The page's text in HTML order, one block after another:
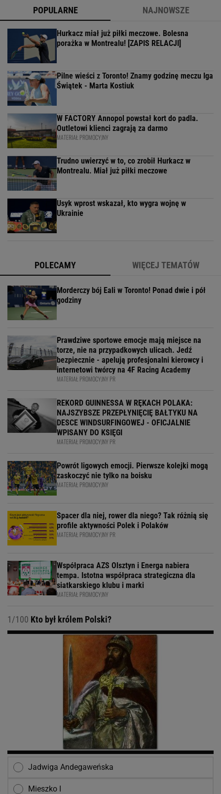
POPULARNE NAJNOWSZE
Hurkacz miał już piłki meczowe. Bolesna
porażka w Montrealu! [ZAPIS RELACJI]
Pilne wieści z Toronto! Znamy godzinę meczu Iga
Świątek - Marta Kostiuk
W FACTORY Annopol powstał kort do padla.
Outletowi klienci zagrają za darmo
MATERIAŁ PROMOCYJNY
Trudno uwierzyć w to, co zrobił Hurkacz w
Montrealu. Miał już piłki meczowe
Usyk wprost wskazał, kto wygra wojnę w
Ukrainie
POLECAMY WIĘCEJ TEMATÓW
Morderczy bój Eali w Toronto! Ponad dwie i pół
godziny
Prawdziwe sportowe emocje mają miejsce na
torze, nie na przypadkowych ulicach. Jedź
bezpiecznie - apelują profesjonalni kierowcy i
internetowi twórcy na 4F Racing Academy
MATERIAŁ PROMOCYJNY PR
REKORD GUINNESSA W RĘKACH POLAKA:
NAJSZYBSZE PRZEPŁYNIĘCIĘ BAŁTYKU NA
DESCE WINDSURFINGOWEJ - OFICJALNIE
WPISANY DO KSIĘGI
MATERIAŁ PROMOCYJNY PR
Powrót ligowych emocji. Pierwsze kolejki mogą
zaskoczyć nie tylko na boisku
MATERIAŁ PROMOCYJNY
Spacer dla niej, rower dla niego? Tak różnią się
profile aktywności Polek i Polaków
MATERIAŁ PROMOCYJNY PR
Współpraca AZS Olsztyn i Energa nabiera
tempa. Istotna współpraca strategiczna dla
siatkarskiego klubu i marki
MATERIAŁ PROMOCYJNY
1/100 Kto był królem Polski?
Jadwiga Andegaweńska
Mieszko I